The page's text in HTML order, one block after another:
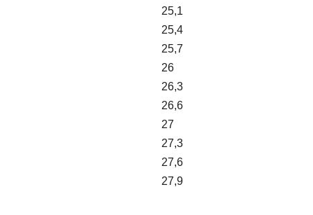
25,1
25,4
25,7
26
26,3
26,6
27
27,3
27,6
27,9